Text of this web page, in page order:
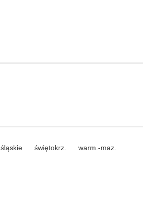
śląskie świętokrz. warm.-maz.